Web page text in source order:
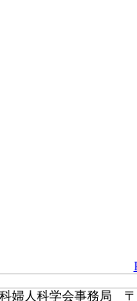
婦人科学会事務局 〒